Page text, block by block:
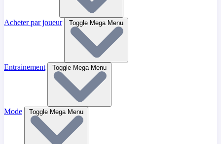
Acheter par joueur Toggle Mega Menu
Entrainement Toggle Mega Menu
Mode Toggle Mega Menu